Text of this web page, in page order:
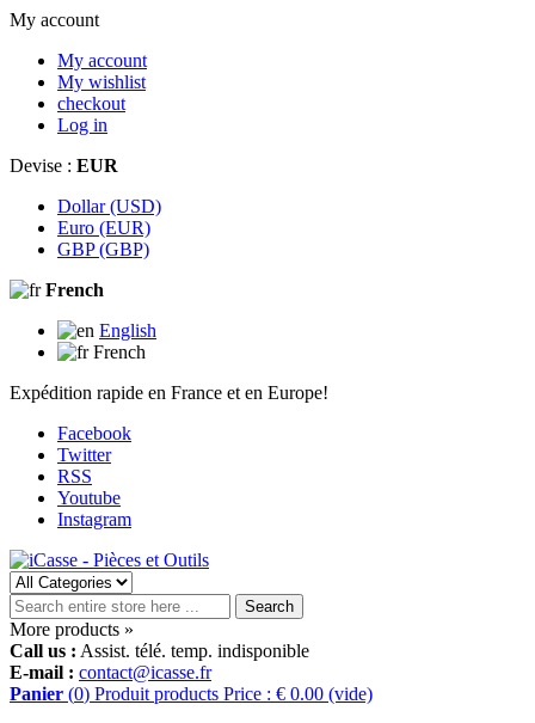
My account
My account
My wishlist
checkout
Log in
Devise : EUR
Dollar (USD)
Euro (EUR)
GBP (GBP)
French
English
French
Expédition rapide en France et en Europe!
Facebook
Twitter
RSS
Youtube
Instagram
Search
More products »
Call us : Assist. télé. temp. indisponible
E-mail : contact@icasse.fr
Panier (0) Produit products Price : € 0.00 (vide)